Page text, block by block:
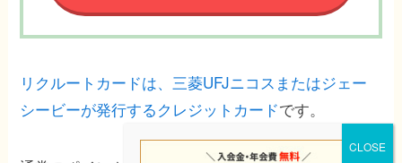
リクルートカードは、三菱UFJニコスまたはジェー
シービーが発行するクレジットカードです。